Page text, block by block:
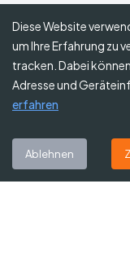
Folgen Sie uns
Diese Website
um Ihre Erfahrung zu
tracken. Dabei
Adresse und
erfahren
Ablehnen